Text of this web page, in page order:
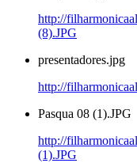
http://
(8).JPG
presentadores.jpg
http://
Pasqua 08 (1).JPG
http://
(1).JPG